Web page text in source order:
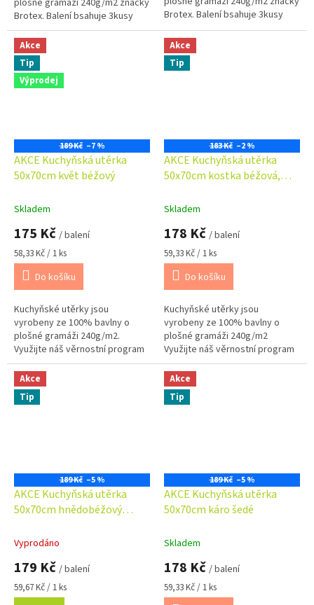
Brotex. Balení bsahuje 3kusy
utěrek. OBJEDNAT LZE POUZE
CELÉ BALENÍ !!! DO KOŠÍKU
VLOŽTE 3 KUSY =...
Brotex. Balení bsahuje 3kusy
utěrek. OBJEDNAT LZE POUZE
CELÉ BALENÍ !!! DO KOŠÍKU
VLOŽTE 3 KUSY =...
Akce
Tip
Výprodej
189 Kč –7 %
AKCE Kuchyňská utěrka
50x70cm květ béžový
Skladem
175 Kč / balení
Měrná
cena:
58,33 Kč / 1 ks
Do košíku
Kuchyňské utěrky jsou
vyrobeny ze 100% bavlny o
plošné gramáži 240g/m2.
Využijte náš věrnostní program
se slevami již na první
objednávku. Věrnostní program
Kuchyňská utěrka...
Akce
Tip
183 Kč –2 %
AKCE Kuchyňská utěrka
50x70cm kostka béžová,
Skladem
178 Kč / balení
Měrná
cena:
59,33 Kč / 1 ks
Do košíku
Kuchyňské utěrky jsou
vyrobeny ze 100% bavlny o
plošné gramáži 240g/m2
Využijte náš věrnostní program
se slevami již na první
objednávku. Věrnostní program
Kuchyňská utěrka...
Akce
Tip
189 Kč –5 %
AKCE Kuchyňská utěrka
50x70cm hnědobéžový
Vyprodáno
179 Kč / balení
Měrná
cena:
59,67 Kč / 1 ks
Akce
Tip
189 Kč –5 %
AKCE Kuchyňská utěrka
50x70cm káro šedé
Skladem
178 Kč / balení
Měrná
cena:
59,33 Kč / 1 ks